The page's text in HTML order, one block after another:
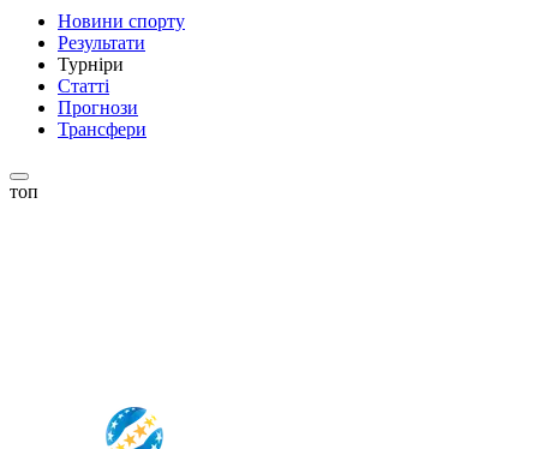
Новини спорту
Результати
Турніри
Статті
Прогнози
Трансфери
топ